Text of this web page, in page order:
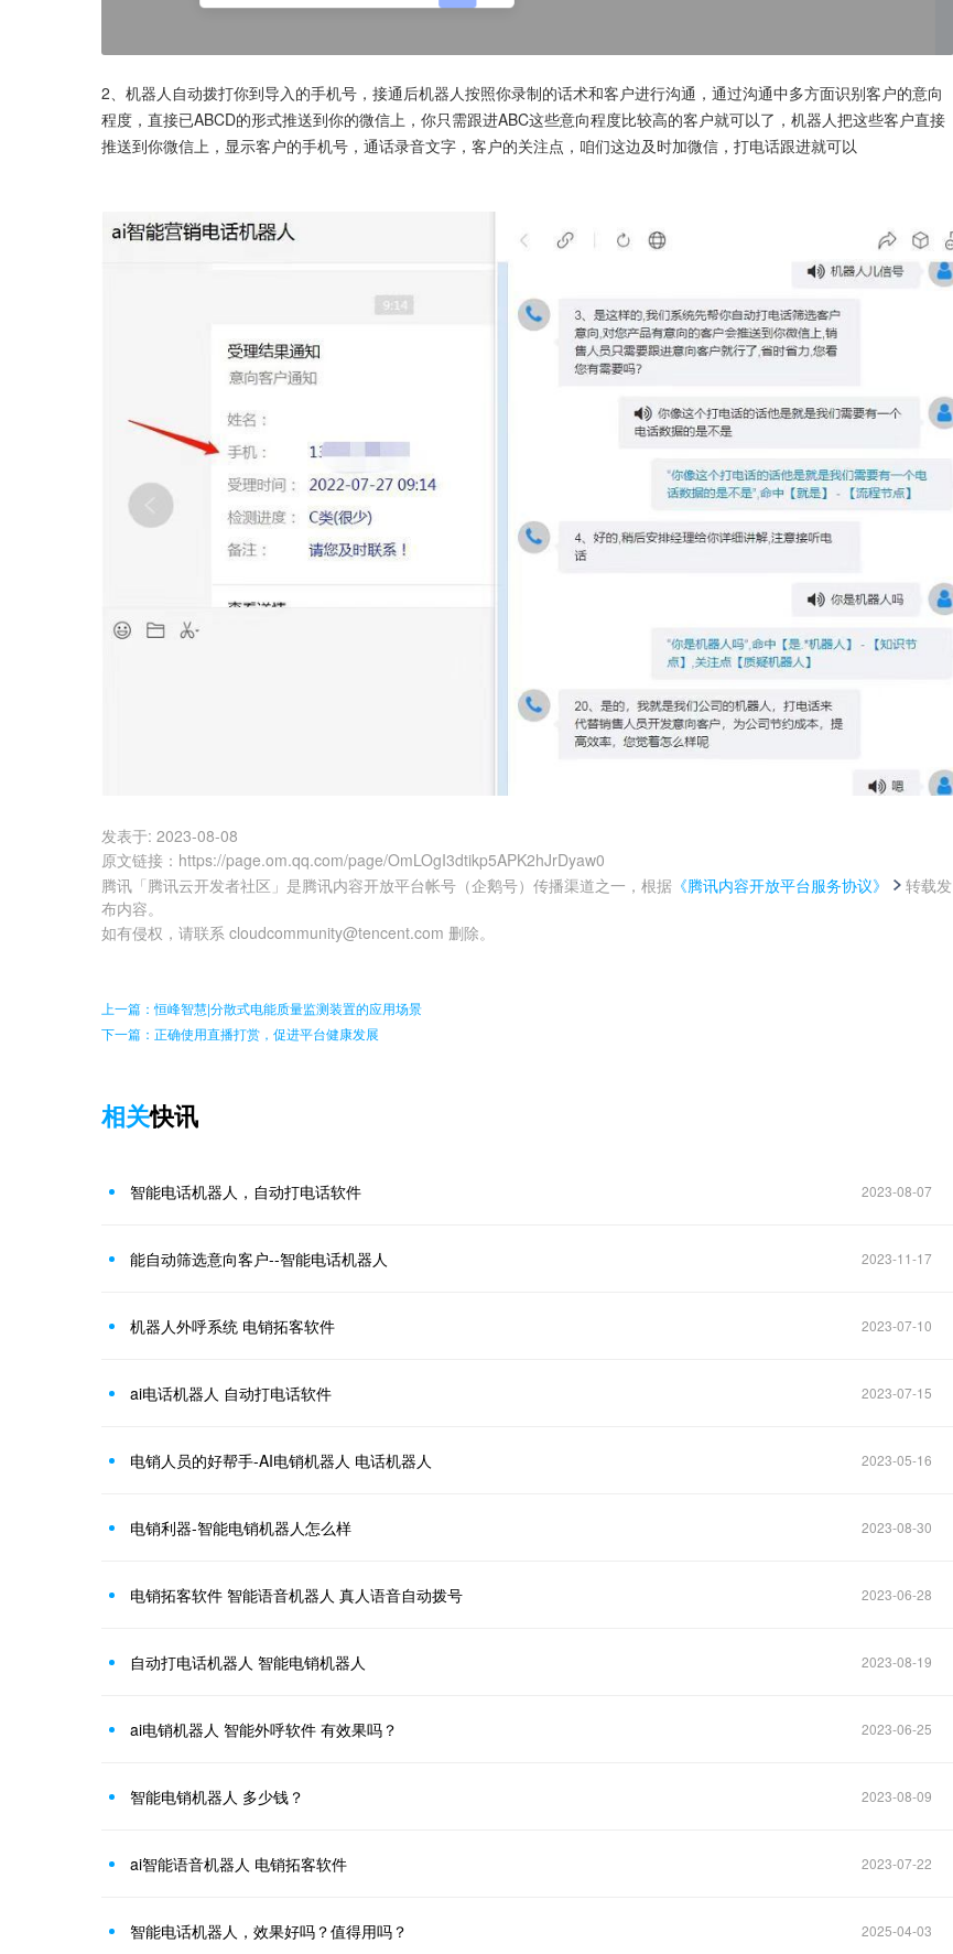
2、机器人自动拨打你到导入的手机号，接通后机器人按照你录制的话术和客户进行沟通，通过沟通中多方面识别客户的意向
程度，直接已ABCD的形式推送到你的微信上，你只需跟进ABC这些意向程度比较高的客户就可以了，机器人把这些客户直接
推送到你微信上，显示客户的手机号，通话录音文字，客户的关注点，咱们这边及时加微信，打电话跟进就可以
发表于: 2023-08-08
原文链接 ： https://page.om.qq.com/page/OmLOgI3dtikp5APK2hJrDyaw0
腾讯「腾讯云开发者社区」是腾讯内容开放平台帐号（企鹅号）传播渠道之一，根据 《腾讯内容开放平台服务协议》
转载发
布内容。
如有侵权，请联系 cloudcommunity@tencent.com 删除。
上一篇：恒峰智慧|分散式电能质量监测装置的应用场景
下一篇：正确使用直播打赏，促进平台健康发展
相关快讯
智能电话机器人，自动打电话软件 2023-08-07
能自动筛选意向客户--智能电话机器人 2023-11-17
机器人外呼系统 电销拓客软件 2023-07-10
ai电话机器人 自动打电话软件 2023-07-15
电销人员的好帮手-AI电销机器人 电话机器人 2023-05-16
电销利器-智能电销机器人怎么样 2023-08-30
电销拓客软件 智能语音机器人 真人语音自动拨号 2023-06-28
自动打电话机器人 智能电销机器人 2023-08-19
ai电销机器人 智能外呼软件 有效果吗？ 2023-06-25
智能电销机器人 多少钱？ 2023-08-09
ai智能语音机器人 电销拓客软件 2023-07-22
智能电话机器人，效果好吗？值得用吗？ 2025-04-03